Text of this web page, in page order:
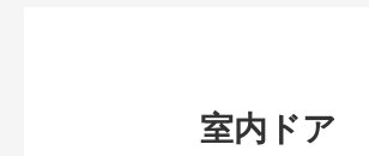
室内ドア